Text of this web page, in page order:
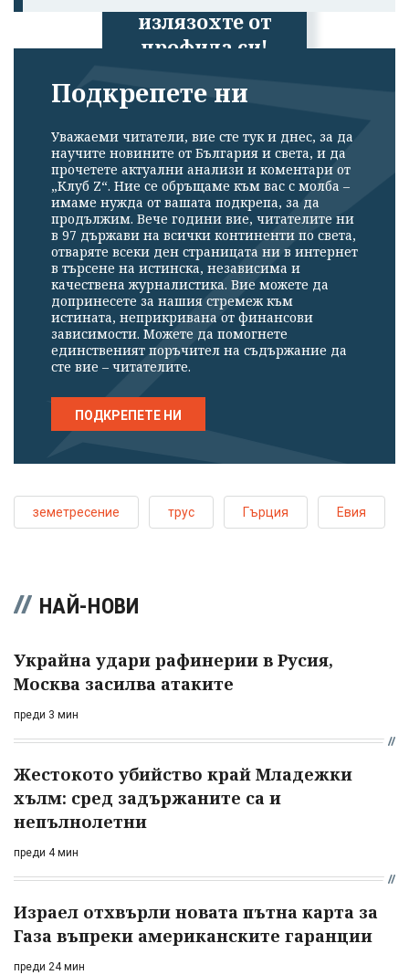
излязохте от
профила си!
Подкрепете ни
Уважаеми читатели, вие сте тук и днес, за да
научите новините от България и света, и да
прочетете актуални анализи и коментари от
„Клуб Z“. Ние се обръщаме към вас с молба –
имаме нужда от вашата подкрепа, за да
продължим. Вече години вие, читателите ни
в 97 държави на всички континенти по света,
отваряте всеки ден страницата ни в интернет
в търсене на истинска, независима и
качествена журналистика. Вие можете да
допринесете за нашия стремеж към
истината, неприкривана от финансови
зависимости. Можете да помогнете
единственият поръчител на съдържание да
сте вие – читателите.
ПОДКРЕПЕТЕ НИ
земетресение трус Гърция Евия
НАЙ-НОВИ
Украйна удари рафинерии в Русия,
Москва засилва атаките
преди 3 мин
Жестокото убийство край Младежки
хълм: сред задържаните са и
непълнолетни
преди 4 мин
Израел отхвърли новата пътна карта за
Газа въпреки американските гаранции
преди 24 мин